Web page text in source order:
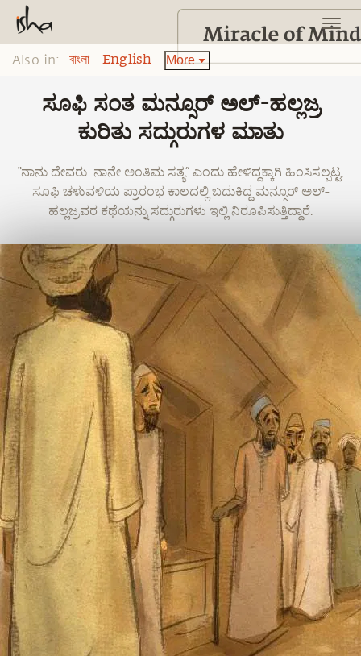
Also in: বাংলা English More
ಸೂಫಿ ಸಂತ ಮನ್ಸೂರ್ ಅಲ್-ಹಲ್ಲಜ್ರ
ಕುರಿತು ಸದ್ಗುರುಗಳ ಮಾತು
“ನಾನು ದೇವರು. ನಾನೇ ಅಂತಿಮ ಸತ್ಯ” ಎಂದು ಹೇಳಿದ್ದಕ್ಕಾಗಿ ಹಿಂಸಿಸಲ್ಪಟ್ಟ,
ಸೂಫಿ ಚಳುವಳಿಯ ಪ್ರಾರಂಭ ಕಾಲದಲ್ಲಿ ಬದುಕಿದ್ದ ಮನ್ಸೂರ್ ಅಲ್-
ಹಲ್ಲಜ್ರವರ ಕಥೆಯನ್ನು ಸದ್ಗುರುಗಳು ಇಲ್ಲಿ ನಿರೂಪಿಸುತ್ತಿದ್ದಾರೆ.